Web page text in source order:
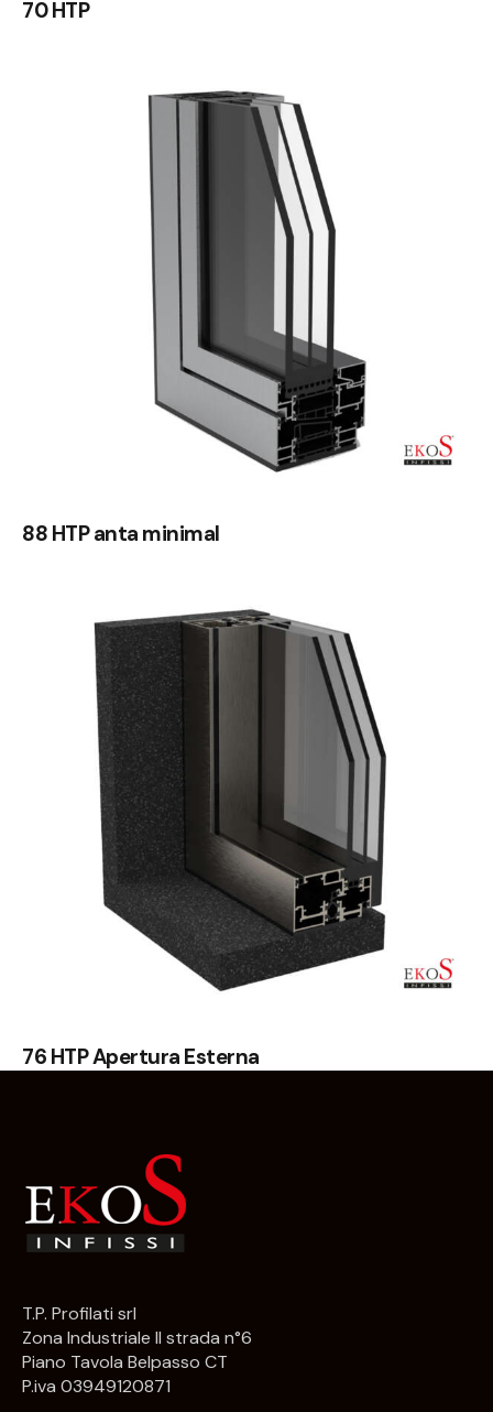
70 HTP
88 HTP anta minimal
76 HTP Apertura Esterna
T.P. Profilati srl
Zona Industriale II strada n°6
Piano Tavola Belpasso CT
P.iva 03949120871